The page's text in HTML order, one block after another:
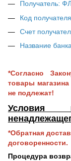
Получатель:
Код
Счет
Название
*Согласно
товары
не подлежат!
Условия
*Обратная
договоренности.
Процедура